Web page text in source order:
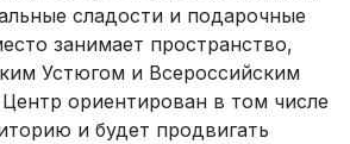
сладости и подарочные
занимает пространство,
Устюгом и Всероссийским
ориентирован в том числе
и будет продвигать